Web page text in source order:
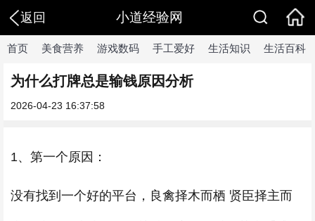
返回 小道经验网
首页 美食营养 游戏数码 手工爱好 生活知识 生活百科
为什么打牌总是输钱原因分析
2026-04-23 16:37:58
1、第一个原因：
没有找到一个好的平台，良禽择木而栖 贤臣择主而